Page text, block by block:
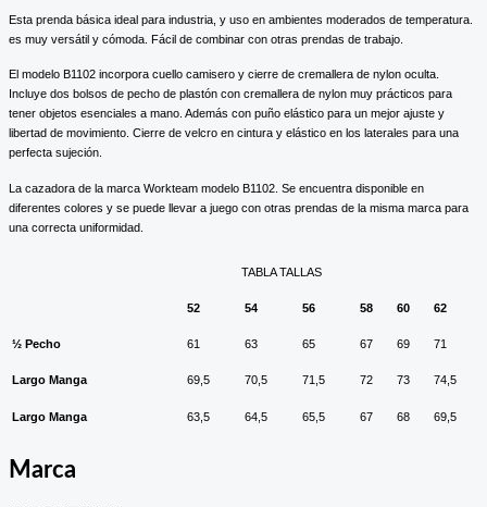
Esta prenda básica ideal para industria, y uso en ambientes moderados de temperatura.
es muy versátil y cómoda. Fácil de combinar con otras prendas de trabajo.
El modelo B1102 incorpora cuello camisero y cierre de cremallera de nylon oculta.
Incluye dos bolsos de pecho de plastón con cremallera de nylon muy prácticos para
tener objetos esenciales a mano. Además con puño elástico para un mejor ajuste y
libertad de movimiento. Cierre de velcro en cintura y elástico en los laterales para una
perfecta sujeción.
La cazadora de la marca Workteam modelo B1102. Se encuentra disponible en
diferentes colores y se puede llevar a juego con otras prendas de la misma marca para
una correcta uniformidad.
TABLA TALLAS
52 54 56 58 60 62
½ Pecho 61 63 65 67 69 71
Largo Manga 69,5 70,5 71,5 72 73 74,5
Largo Manga 63,5 64,5 65,5 67 68 69,5
Marca